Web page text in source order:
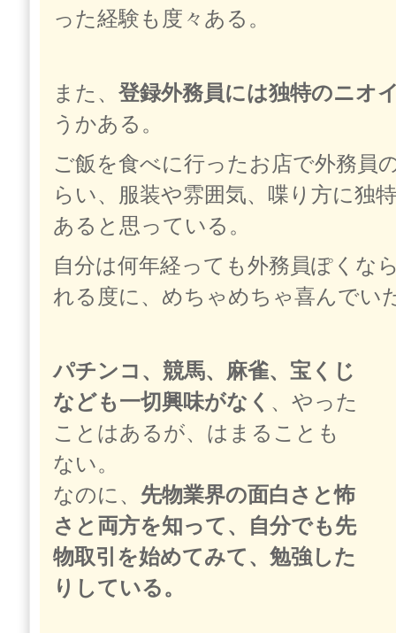
った経験も度々ある。
また、 登録外務員には独特のニオ
うかある。
ご飯を食べに行ったお店で外務員
らい、服装や雰囲気、喋り方に独
あると思っている。
自分は何年経っても外務員ぽくな
れる度に、めちゃめちゃ喜んでい
パチンコ、競馬、麻雀、宝くじ
なども一切興味がなく 、やった
ことはあるが、はまることも
ない。
なのに、 先物業界の面白さと怖
さと両方を知って、自分でも先
物取引を始めてみて、勉強した
りしている。